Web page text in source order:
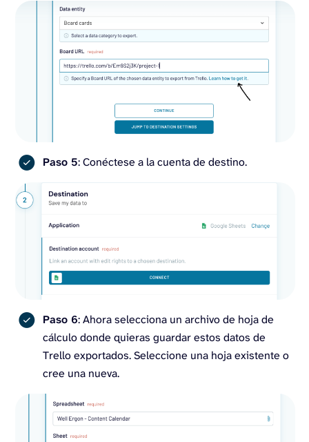
Paso 5: Conéctese a la cuenta de destino.
Paso 6: Ahora selecciona un archivo de hoja de
cálculo donde quieras guardar estos datos de
Trello exportados. Seleccione una hoja existente o
cree una nueva.